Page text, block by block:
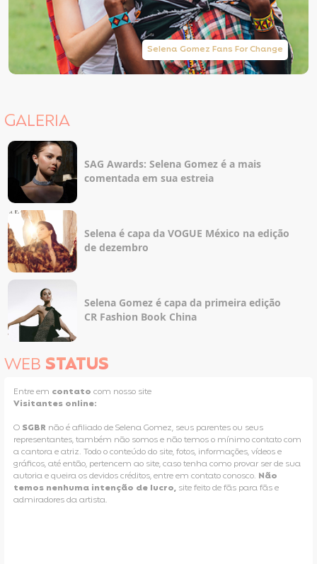
Selena Gomez Fans For Change
GALERIA
SAG Awards: Selena Gomez é a mais
comentada em sua estreia
Selena é capa da VOGUE México na edição
de dezembro
Selena Gomez é capa da primeira edição
CR Fashion Book China
WEB STATUS
Entre em contato com nosso site
Visitantes online:
O SGBR não é afiliado de Selena Gomez, seus parentes ou seus
representantes, também não somos e não temos o mínimo contato com
a cantora e atriz. Todo o conteúdo do site, fotos, informações, vídeos e
gráficos, até então, pertencem ao site, caso tenha como provar ser de sua
autoria e queira os devidos créditos, entre em contato conosco. Não
temos nenhuma intenção de lucro, site feito de fãs para fãs e
admiradores da artista.